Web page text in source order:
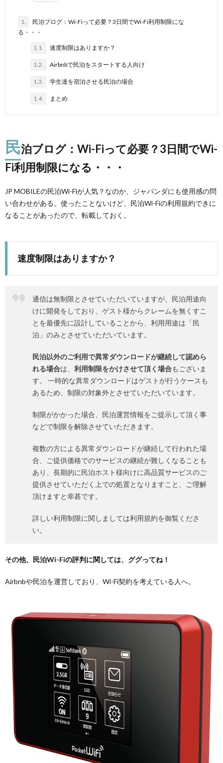
1.
民泊ブログ：Wi-Fiって必要？3日間でWi-Fi利用制限にな
る・・・
1.1. 速度制限はありますか？
1.2. Airbnbで民泊をスタートする人向け
1.3. 学生達を宿泊させる民泊の場合
1.4. まとめ
民泊ブログ：Wi-Fiって必要？3日間でWi-
Fi利用制限になる・・・
JP MOBILEの民泊Wi-Fiが人気？なのか、ジャパンダにも使用感の問
い合わせがある。使ったことないけど、民泊Wi-Fiの利用規約できに
なることがあったので、転載しておく。
速度制限はありますか？
通信は無制限とさせていただいていますが、民泊用途向
けに開発をしており、ゲスト様からクレームを無くすこ
とを最優先に設計していることから、利用用途は「民
泊」のみとさせていただいています。
民泊以外のご利用で異常ダウンロードが継続して認めら
れる場合は、 利用制限をかけさせて頂く場合もございま
す。 一時的な異常ダウンロードはゲストが行うケースも
あるため、制限の対象外とさせていただいています。
制限がかかった場合、民泊運営情報をご提示して頂く事
などで制限を解除させていただきます。
複数の方による異常ダウンロードが継続して行われた場
合、ご提供価格でのサービスの継続が難しくなることも
あり、長期的に民泊ホスト様向けに高品質サービスのご
提供させていただく上での処置となりますこと、ご理解
頂けますと幸甚です。
詳しい利用制限に関しましては利用規約を御覧くださ
い。
その他、民泊Wi-Fiの評判に関しては、ググってね！
Airbnbや民泊を運営しており、Wi-Fi契約を考えている人へ。